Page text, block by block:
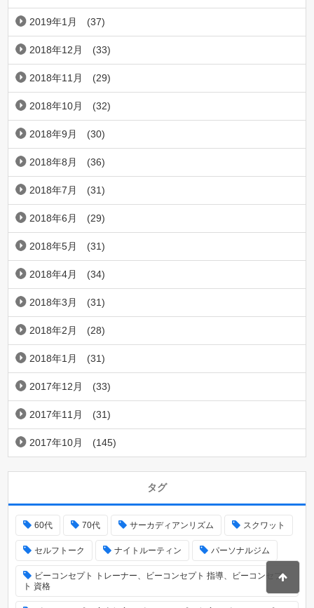
2019年1月 (37)
2018年12月 (33)
2018年11月 (29)
2018年10月 (32)
2018年9月 (30)
2018年8月 (36)
2018年7月 (31)
2018年6月 (29)
2018年5月 (31)
2018年4月 (34)
2018年3月 (31)
2018年2月 (28)
2018年1月 (31)
2017年12月 (33)
2017年11月 (31)
2017年10月 (145)
タグ
60代 70代 サーカディアンリズム スクワット
セルフトーク ナイトルーティン パーソナルジム
ビーコンセプト トレーナー、ビーコンセプト 指導、ビーコンセプ
ト 資格